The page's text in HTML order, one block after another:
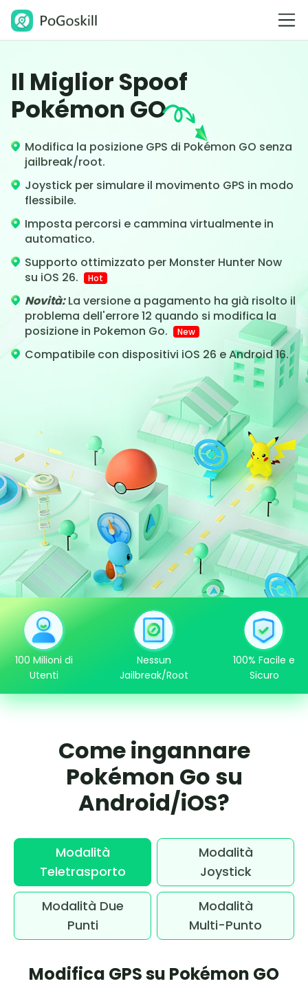
Il Miglior Spoof
Pokémon GO
Modifica la posizione GPS di Pokémon GO senza
jailbreak/root.
Joystick per simulare il movimento GPS in modo
flessibile.
Imposta percorsi e cammina virtualmente in
automatico.
Supporto ottimizzato per Monster Hunter Now
su iOS 26.
Hot
Novità:La versione a pagamento ha già risolto il
problema dell'errore 12 quando si modifica la
posizione in Pokemon Go.
New
Compatibile con dispositivi iOS 26 e Android 16.
100 Milioni di
Utenti
Nessun
Jailbreak/Root
100% Facile e
Sicuro
Come ingannare
Pokémon Go su
Android/iOS?
Modalità
Teletrasporto
Modalità
Joystick
Modalità Due
Punti
Modalità
Multi-Punto
Modifica GPS su Pokémon GO